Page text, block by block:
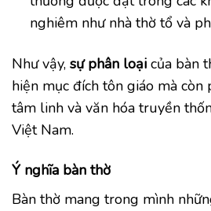
nghiêm như nhà thờ tổ và
Như vậy, sự phân loại của bàn
hiện mục đích tôn giáo mà còn
tâm linh và văn hóa truyền
Việt Nam.
Ý nghĩa bàn thờ
Bàn thờ mang trong mình